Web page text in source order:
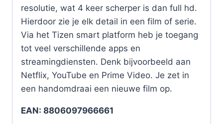
resolutie, wat 4 keer scherper is dan full hd.
Hierdoor zie je elk detail in een film of serie.
Via het Tizen smart platform heb je toegang
tot veel verschillende apps en
streamingdiensten. Denk bijvoorbeeld aan
Netflix, YouTube en Prime Video. Je zet in
een handomdraai een nieuwe film op.
EAN: 8806097966661